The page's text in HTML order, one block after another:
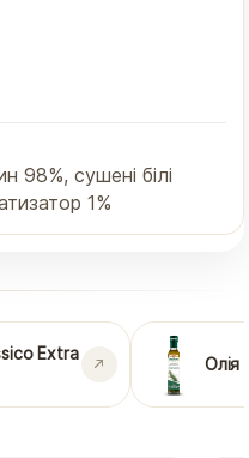
98%, сушені білі
1%
Extra
Олія